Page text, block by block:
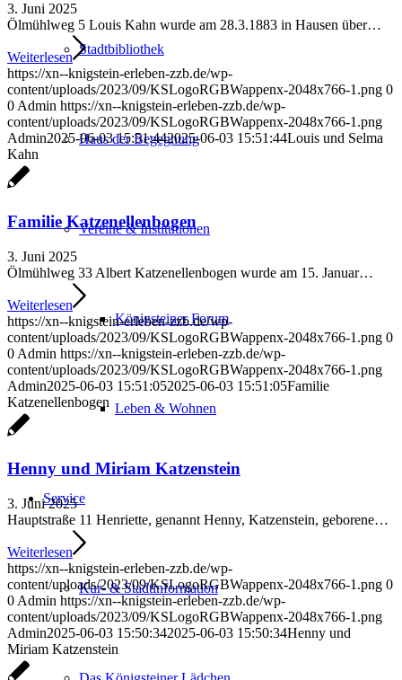
Stadtbibliothek
Haus der Begegnung
Vereine & Institutionen
Königsteiner Forum
Leben & Wohnen
Service
Kur- & Stadtinformation
3. Juni 2025
Ölmühlweg 5 Louis Kahn wurde am 28.3.1883 in Hausen über…
Weiterlesen
https://xn--knigstein-erleben-zzb.de/wp-
content/uploads/2023/09/KSLogoRGBWappenx-2048x766-1.png 0
0 Admin https://xn--knigstein-erleben-zzb.de/wp-
content/uploads/2023/09/KSLogoRGBWappenx-2048x766-1.png
Admin2025-06-03 15:51:442025-06-03 15:51:44Louis und Selma
Kahn
Familie Katzenellenbogen
3. Juni 2025
Ölmühlweg 33 Albert Katzenellenbogen wurde am 15. Januar…
Weiterlesen
https://xn--knigstein-erleben-zzb.de/wp-
content/uploads/2023/09/KSLogoRGBWappenx-2048x766-1.png 0
0 Admin https://xn--knigstein-erleben-zzb.de/wp-
content/uploads/2023/09/KSLogoRGBWappenx-2048x766-1.png
Admin2025-06-03 15:51:052025-06-03 15:51:05Familie
Katzenellenbogen
Henny und Miriam Katzenstein
3. Juni 2025
Hauptstraße 11 Henriette, genannt Henny, Katzenstein, geborene…
Weiterlesen
https://xn--knigstein-erleben-zzb.de/wp-
content/uploads/2023/09/KSLogoRGBWappenx-2048x766-1.png 0
0 Admin https://xn--knigstein-erleben-zzb.de/wp-
content/uploads/2023/09/KSLogoRGBWappenx-2048x766-1.png
Admin2025-06-03 15:50:342025-06-03 15:50:34Henny und
Miriam Katzenstein